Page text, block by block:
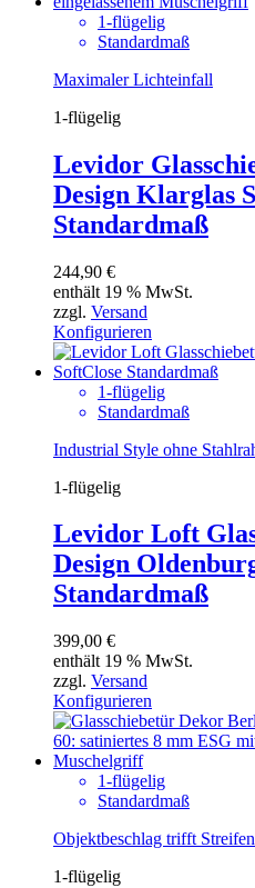
1-flügelig
Standardmaß
Maximaler Lichteinfall
1-flügelig
Levidor
Design Klarglas
Standardmaß
244,90 €
enthält 19 % MwSt.
zzgl. Versand
Konfigurieren
1-flügelig
Standardmaß
Industrial Style ohne
1-flügelig
Levidor Loft
Design
Standardmaß
399,00 €
enthält 19 % MwSt.
zzgl. Versand
Konfigurieren
1-flügelig
Standardmaß
Objektbeschlag trifft
1-flügelig